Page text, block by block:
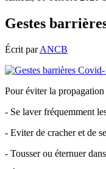
Gestes
Écrit parANCB
Pour éviter la
- Se laver fréquemment
- Eviter de cracher et de
- Tousser ou éternuer